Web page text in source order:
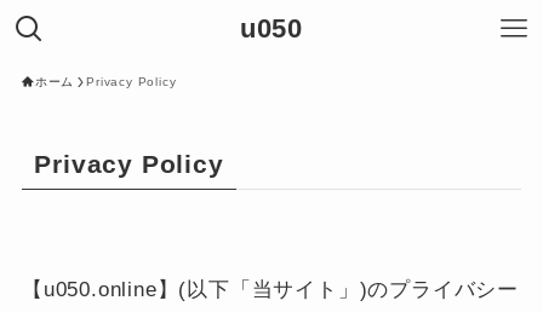
u050
ホーム Privacy Policy
Privacy Policy
【u050.online】(以下「当サイト」)のプライバシー